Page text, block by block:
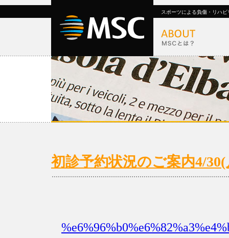
スポーツによる負傷・リハ
初診予約状況のご案内4/